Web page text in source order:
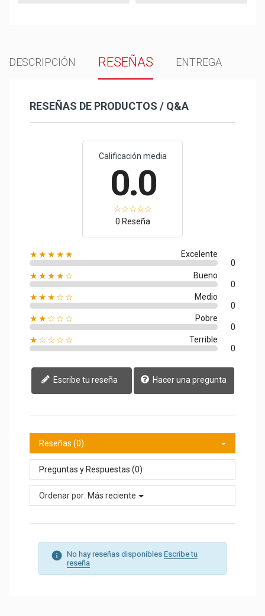
DESCRIPCIÓN RESEÑAS ENTREGA
RESEÑAS DE PRODUCTOS / Q&A
Calificación media
0.0
0 Reseña
★★★★★
Excelente
0
★★★★☆
Bueno
0
★★★☆☆
Medio
0
★★☆☆☆
Pobre
0
★☆☆☆☆
Terrible
0
Escribe tu reseña Hacer una pregunta
Reseñas (0)
Preguntas y Respuestas (0)
Ordenar por: Más reciente
No hay reseñas disponibles Escribe tu
reseña